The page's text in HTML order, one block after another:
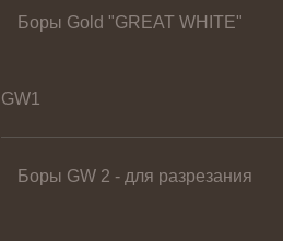
Боры Gold "GREAT WHITE"
GW1
Боры GW 2 - для разрезания